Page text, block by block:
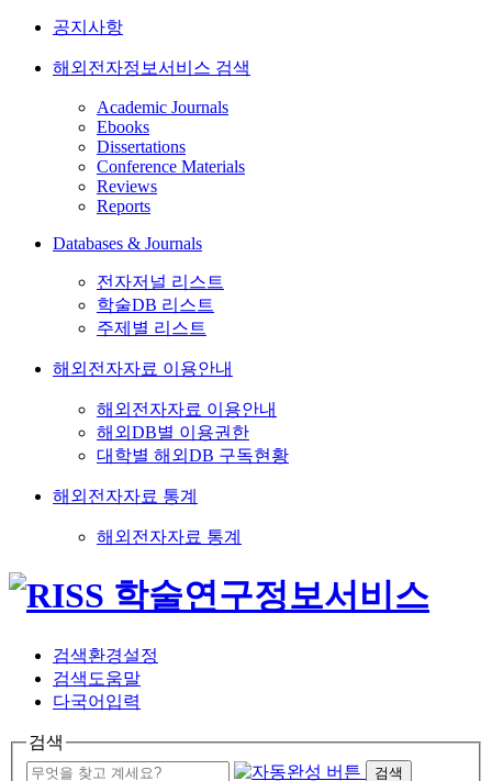
공지사항
해외전자정보서비스 검색
Academic Journals
Ebooks
Dissertations
Conference Materials
Reviews
Reports
Databases & Journals
전자저널 리스트
학술DB 리스트
주제별 리스트
해외전자자료 이용안내
해외전자자료 이용안내
해외DB별 이용권한
대학별 해외DB 구독현황
해외전자자료 통계
해외전자자료 통계
검색환경설정
검색도움말
다국어입력
검색
검색